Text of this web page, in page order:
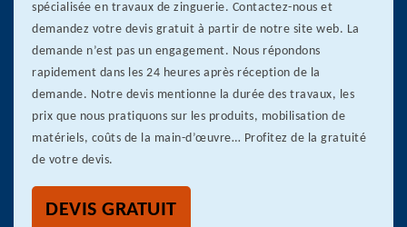
spécialisée en travaux de zinguerie. Contactez-nous et
demandez votre devis gratuit à partir de notre site web. La
demande n’est pas un engagement. Nous répondons
rapidement dans les 24 heures après réception de la
demande. Notre devis mentionne la durée des travaux, les
prix que nous pratiquons sur les produits, mobilisation de
matériels, coûts de la main-d’œuvre… Profitez de la gratuité
de votre devis.
DEVIS GRATUIT